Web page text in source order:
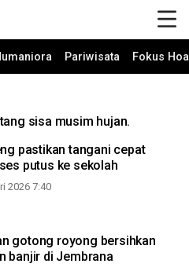
Pariwisata Fokus
sisa musim hujan.
pastikan tangani cepat
putus ke sekolah
2026 7:40
gotong royong bersihkan
banjir di Jembrana